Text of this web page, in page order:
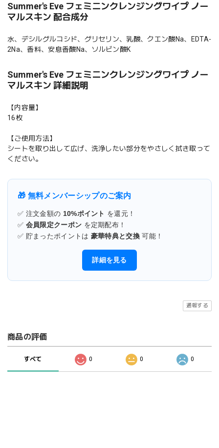
Summer's Eve フェミニンクレンジングワイプ ノー
マルスキン 配合成分
水、デシルグルコシド、グリセリン、乳酸、クエン酸Na、EDTA-
2Na、香料、安息香酸Na、ソルビン酸K
Summer's Eve フェミニンクレンジングワイプ ノー
マルスキン 詳細説明
【内容量】
16枚
【ご使用方法】
シートを取り出して広げ、洗浄したい部分をやさしく拭き取って
ください。
🎁 無料メンバーシップのご案内
✅ 注文金額の 10%ポイント を還元！
✅ 会員限定クーポン を定期配布！
✅ 貯まったポイントは 豪華特典と交換 可能！
詳細を見る
通報する
商品の評価
すべて 0 0 0